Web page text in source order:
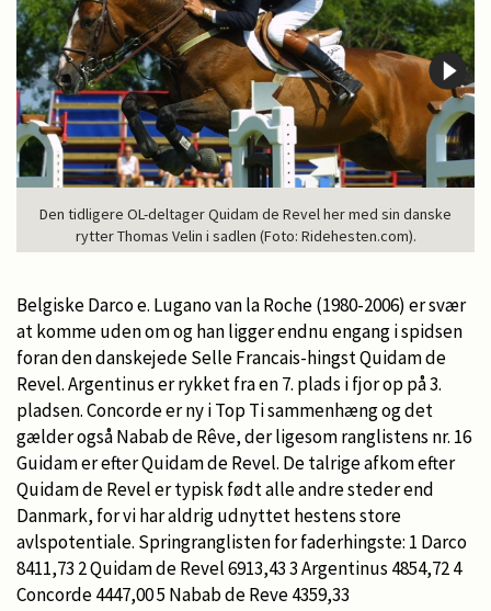
Den tidligere OL-deltager Quidam de Revel her med sin danske
rytter Thomas Velin i sadlen (Foto: Ridehesten.com).
Belgiske Darco e. Lugano van la Roche (1980-2006) er svær
at komme uden om og han ligger endnu engang i spidsen
foran den danskejede Selle Francais-hingst Quidam de
Revel. Argentinus er rykket fra en 7. plads i fjor op på 3.
pladsen. Concorde er ny i Top Ti sammenhæng og det
gælder også Nabab de Rêve, der ligesom ranglistens nr. 16
Guidam er efter Quidam de Revel. De talrige afkom efter
Quidam de Revel er typisk født alle andre steder end
Danmark, for vi har aldrig udnyttet hestens store
avlspotentiale. Springranglisten for faderhingste: 1 Darco
8411,73 2 Quidam de Revel 6913,43 3 Argentinus 4854,72 4
Concorde 4447,00 5 Nabab de Reve 4359,33